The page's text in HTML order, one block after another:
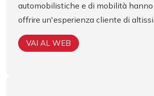
automobilistiche e di mobilità
offrire un'esperienza cliente di
VAI AL WEB